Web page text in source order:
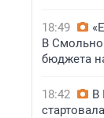
18:49
В
бюджета
18:42
В